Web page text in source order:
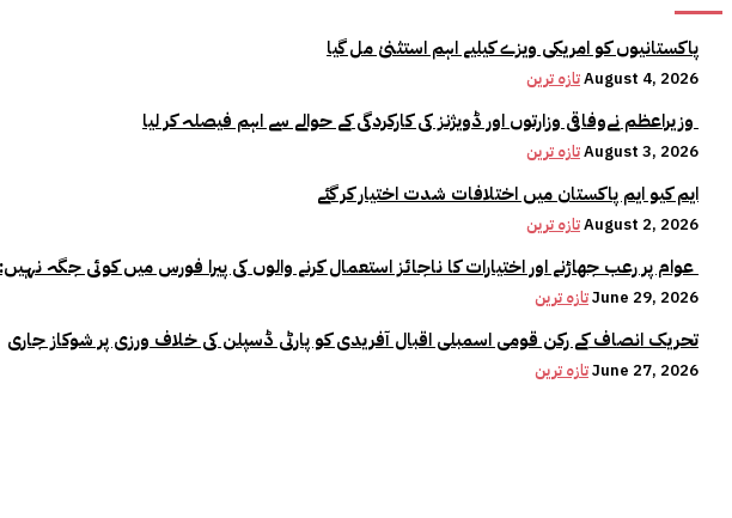
پاکستانیوں کو امریکی ویزے کیلیے اہم استثنیٰ مل گیا
تازہ ترینAugust 4, 2026
تازہ ترینAugust 3, 2026
ایم کیو ایم پاکستان میں اختلافات شدت اختیار کر گئے
تازہ ترینAugust 2, 2026
تازہ ترینJune 29, 2026
تحریک انصاف کے رکن قومی اسمبلی اقبال آفریدی کو پارٹی ڈسپلن کی خلاف ورزی پر شوکاز جاری
تازہ ترینJune 27, 2026